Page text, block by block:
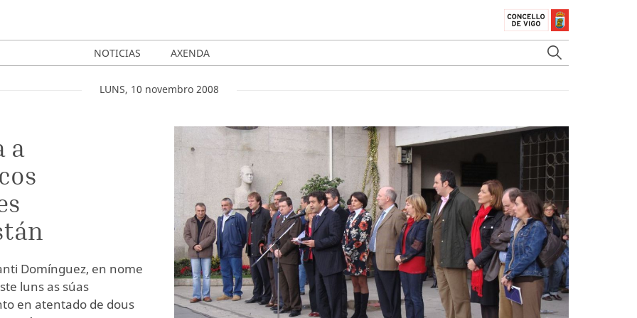
NOTICIAS AXENDA
LUNS, 10 novembro 2008
a
Domínguez, en nome
luns as súas
en atentado de dous